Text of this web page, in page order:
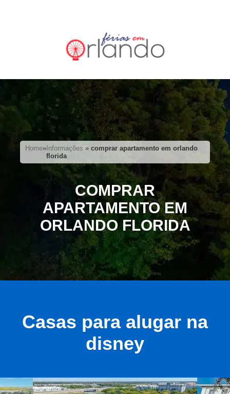
Home» Informações »comprar apartamento em orlando
florida
COMPRAR
APARTAMENTO EM
ORLANDO FLORIDA
Casas para alugar na
disney